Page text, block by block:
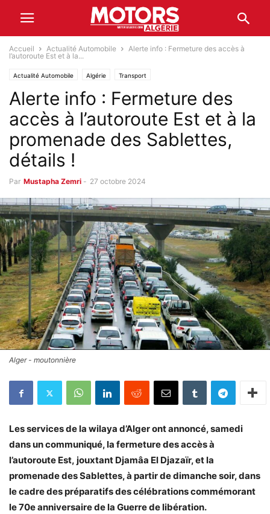
Accueil Actualité Automobile
Alerte info : Fermeture des accès à
l’autoroute Est et à la...
Actualité Automobile Algérie Transport
Alerte info : Fermeture des
accès à l’autoroute Est et à la
promenade des Sablettes,
détails !
Par Mustapha Zemri - 27 octobre 2024
Alger - moutonnière
Les services de la wilaya d’Alger ont annoncé, samedi
dans un communiqué, la fermeture des accès à
l’autoroute Est, jouxtant Djamâa El Djazaïr, et la
promenade des Sablettes, à partir de dimanche soir, dans
le cadre des préparatifs des célébrations commémorant
le 70e anniversaire de la Guerre de libération.